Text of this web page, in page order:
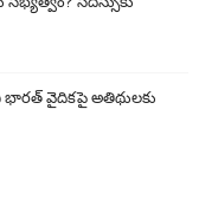
భారత్ వైదికపై అతిథులకు